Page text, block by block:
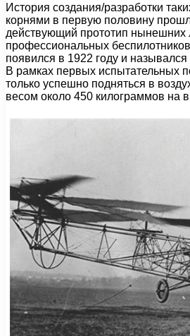
История создания/разработки
корнями в первую половину
действующий прототип нынешних
профессиональных
появился в 1922 году и
В рамках первых испытательных
только успешно подняться в
весом около 450 килограммов на